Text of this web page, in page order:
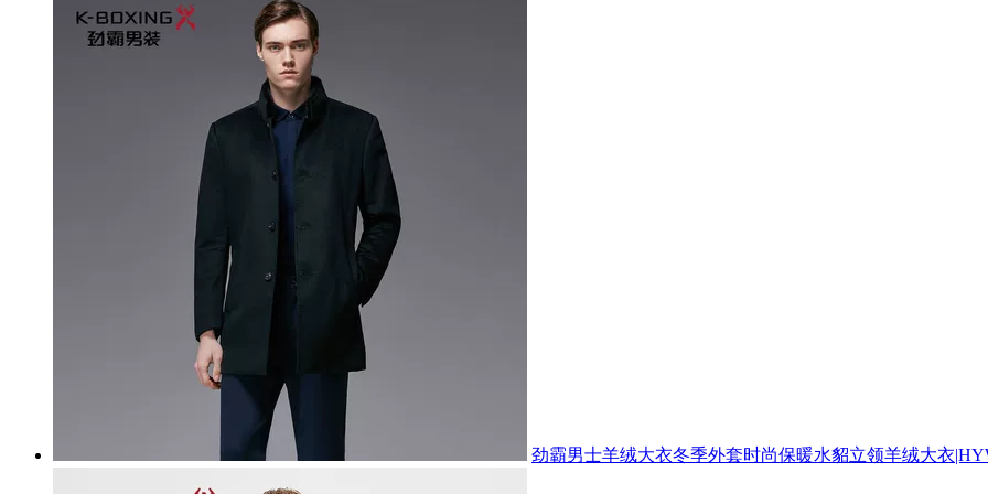
劲霸男士羊绒大衣冬季外套时尚保暖水貂立领羊绒大衣